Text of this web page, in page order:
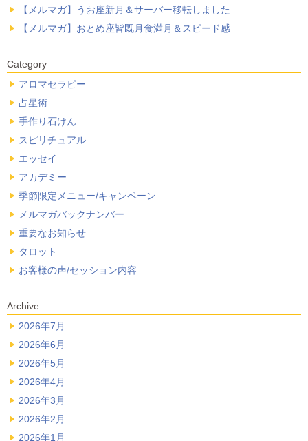
【メルマガ】うお座新月＆サーバー移転しました
【メルマガ】おとめ座皆既月食満月＆スピード感
Category
アロマセラピー
占星術
手作り石けん
スピリチュアル
エッセイ
アカデミー
季節限定メニュー/キャンペーン
メルマガバックナンバー
重要なお知らせ
タロット
お客様の声/セッション内容
Archive
2026年7月
2026年6月
2026年5月
2026年4月
2026年3月
2026年2月
2026年1月